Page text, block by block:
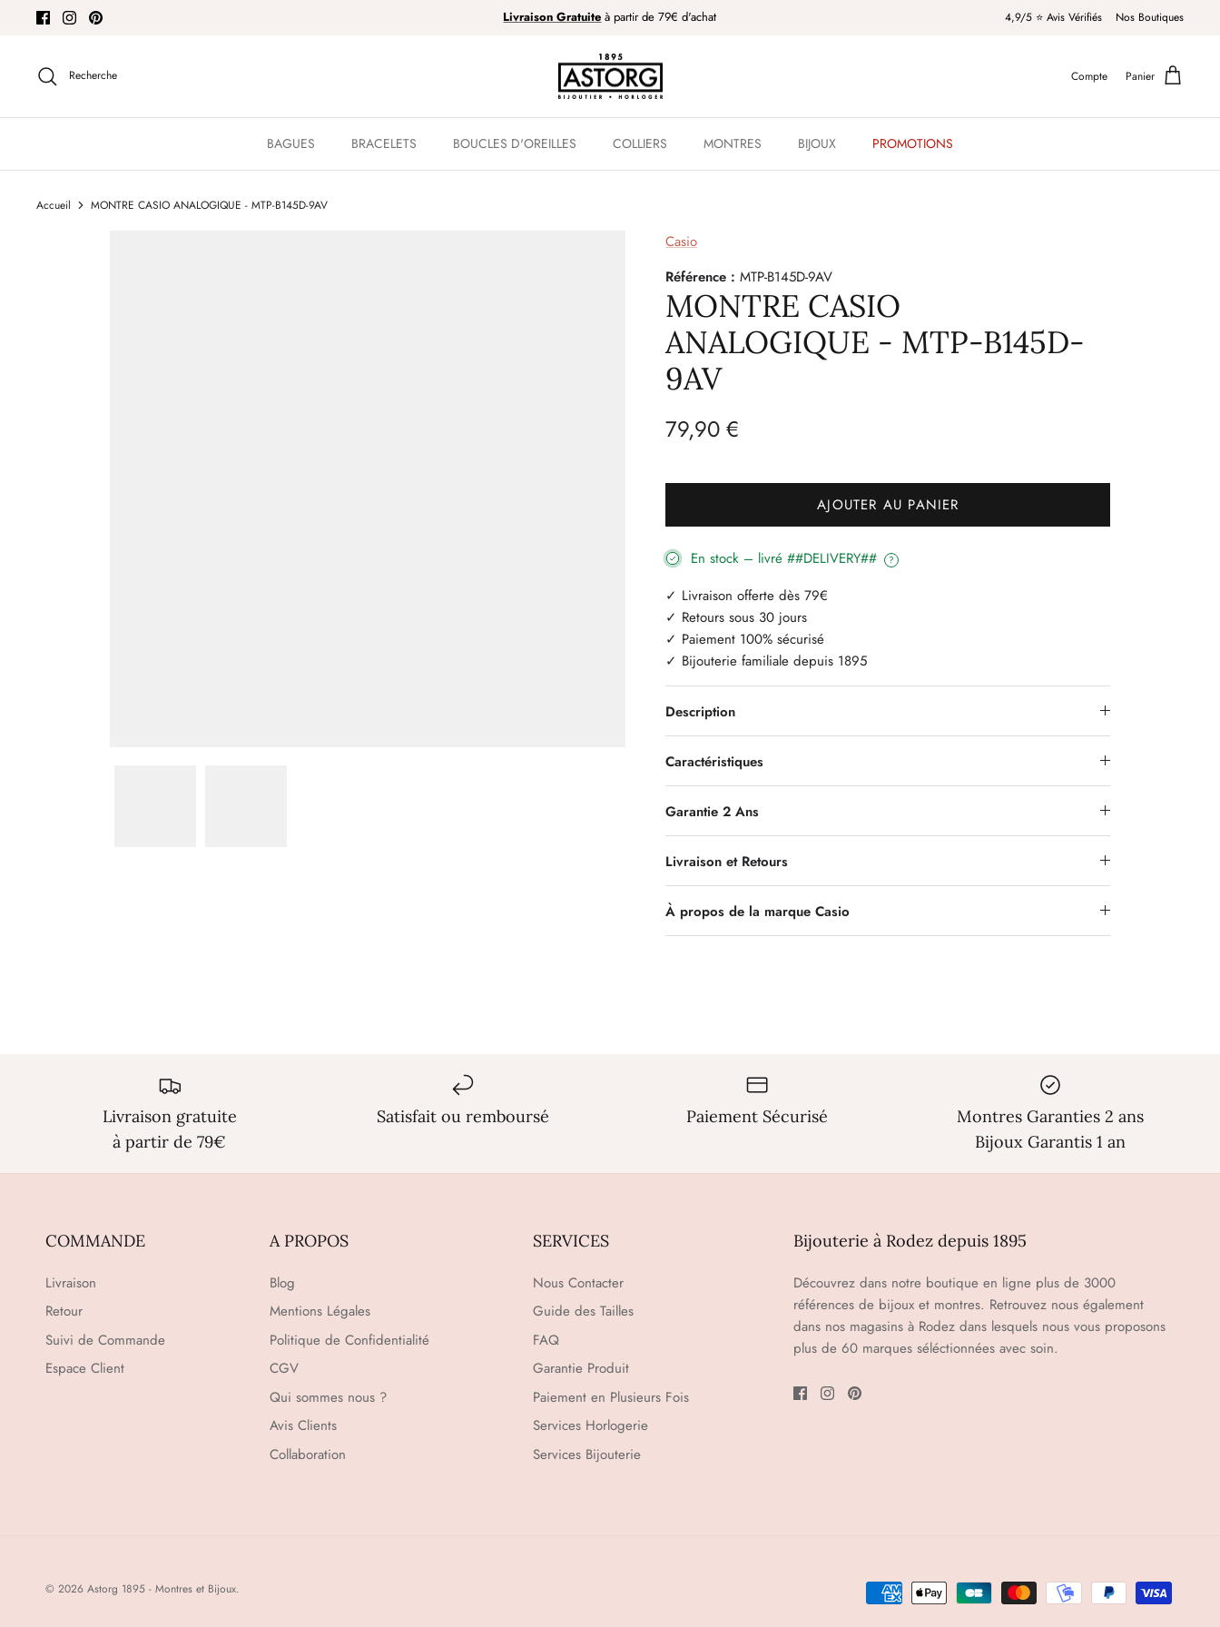
Livraison Gratuite à partir de 79€ d'achat 4,9/5 ⭐️ Avis Vérifiés Nos Boutiques
Recherche Compte Panier
BAGUES BRACELETS BOUCLES D'OREILLES COLLIERS MONTRES BIJOUX PROMOTIONS
Accueil MONTRE CASIO ANALOGIQUE - MTP-B145D-9AV
Casio
Référence : MTP-B145D-9AV
MONTRE CASIO
ANALOGIQUE - MTP-B145D-
9AV
79,90 €
AJOUTER AU PANIER
En stock – livré ##DELIVERY## ?
✓ Livraison offerte dès 79€
✓ Retours sous 30 jours
✓ Paiement 100% sécurisé
✓ Bijouterie familiale depuis 1895
Description
Caractéristiques
Garantie 2 Ans
Livraison et Retours
À propos de la marque Casio
Livraison gratuite
à partir de 79€
Satisfait ou remboursé Paiement Sécurisé
Montres Garanties 2 ans
Bijoux Garantis 1 an
COMMANDE
Livraison
Retour
Suivi de Commande
Espace Client
A PROPOS
Blog
Mentions Légales
Politique de Confidentialité
CGV
Qui sommes nous ?
Avis Clients
Collaboration
SERVICES
Nous Contacter
Guide des Tailles
FAQ
Garantie Produit
Paiement en Plusieurs Fois
Services Horlogerie
Services Bijouterie
Bijouterie à Rodez depuis 1895
Découvrez dans notre boutique en ligne plus de 3000
références de bijoux et montres. Retrouvez nous également
dans nos magasins à Rodez dans lesquels nous vous proposons
plus de 60 marques séléctionnées avec soin.
© 2026 Astorg 1895 - Montres et Bijoux.